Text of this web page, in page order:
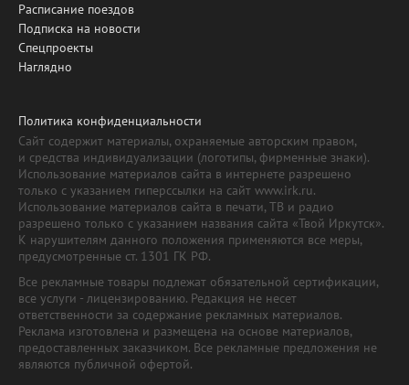
Расписание поездов
Подписка на новости
Спецпроекты
Наглядно
Политика конфиденциальности
Сайт содержит материалы, охраняемые авторским правом,
и средства индивидуализации (логотипы, фирменные знаки).
Использование материалов сайта в интернете разрешено
только с указанием гиперссылки на сайт www.irk.ru.
Использование материалов сайта в печати, ТВ и радио
разрешено только с указанием названия сайта «Твой Иркутск».
К нарушителям данного положения применяются все меры,
предусмотренные ст. 1301 ГК РФ.
Все рекламные товары подлежат обязательной сертификации,
все услуги - лицензированию. Редакция не несет
ответственности за содержание рекламных материалов.
Реклама изготовлена и размещена на основе материалов,
предоставленных заказчиком. Все рекламные предложения не
являются публичной офертой.